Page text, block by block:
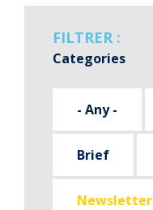
FILTRER :
Categories
- Any -
Brief
Newsletter